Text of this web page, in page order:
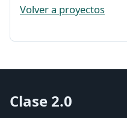
Volver a proyectos
Clase 2.0